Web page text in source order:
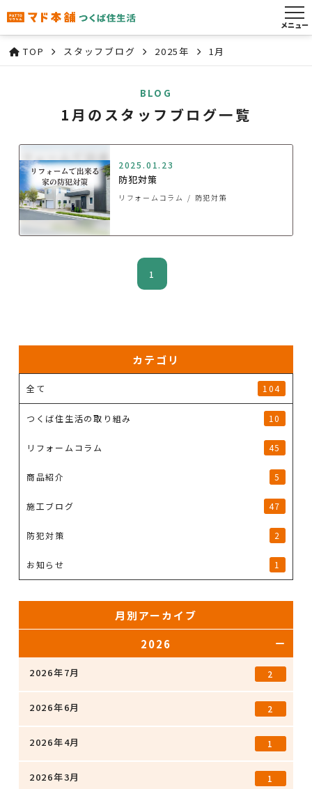
メニュー
TOP スタッフブログ 2025年 1月
BLOG
1月のスタッフブログ一覧
2025.01.23
防犯対策
リフォームコラム 防犯対策
1
カテゴリ
全て 104
つくば住生活の取り組み 10
リフォームコラム 45
商品紹介 5
施工ブログ 47
防犯対策 2
お知らせ 1
月別アーカイブ
2026
2026年7月 2
2026年6月 2
2026年4月 1
2026年3月 1